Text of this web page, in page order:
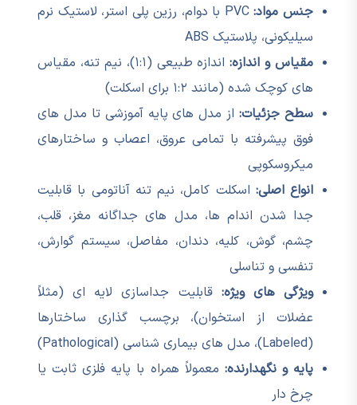
جنس مواد:
PVC با دوام، رزین پلی استر، لاستیک نرم
سیلیکونی، پلاستیک ABS
مقیاس و اندازه:
اندازه طبیعی (۱:۱)، نیم تنه، مقیاس
های کوچک شده (مانند ۱:۲ برای اسکلت)
سطح جزئیات:از مدل های پایه آموزشی تا مدل های
فوق پیشرفته با تمامی عروق، اعصاب و ساختارهای
میکروسکوپی
انواع اصلی: اسکلت کامل، نیم تنه آناتومی با قابلیت
جدا شدن اندام ها، مدل های جداگانه مغز، قلب،
چشم، گوش، کلیه، دندان، مفاصل، سیستم گوارش،
تنفسی و تناسلی
ویژگی های ویژه: قابلیت جداسازی لایه ای (مثلاً
عضلات از استخوان)، برچسب گذاری ساختارها
(Labeled)، مدل های بیماری شناسی (Pathological)
پایه و نگهدارنده: معمولاً همراه با پایه فلزی ثابت یا
چرخ دار